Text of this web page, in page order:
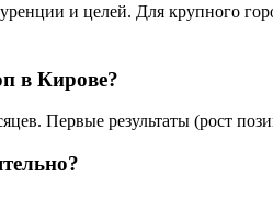
и целей. Для крупного
в Кирове?
Первые результаты (рост